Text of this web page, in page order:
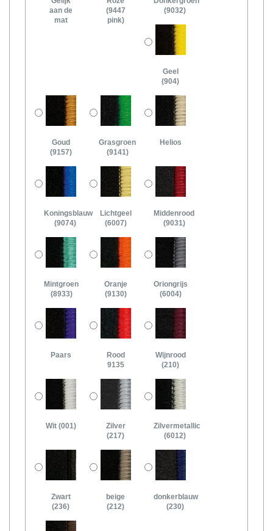
aan de
mat
(9447
pink)
(9032)
Geel
(904)
Goud
(9157)
Grasgroen
(9141)
Helios
Koningsblauw
(9074)
Lichtgeel
(6007)
Middenrood
(9031)
Mintgroen
(8933)
Oranje
(9130)
Oriongrijs
(6004)
Paars
Rood
9135
Wijnrood
(210)
Wit (001)
Zilver
(217)
Zilvermetallic
(6012)
Zwart
(236)
beige
(212)
donkerblauw
(230)